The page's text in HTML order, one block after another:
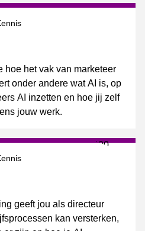
hoe het vak van marketeer
onder andere wat AI is, op
AI inzetten en hoe jij zelf
jouw werk.
geeft jou als directeur
kan versterken,